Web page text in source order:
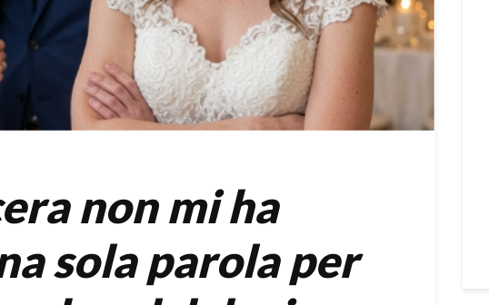
non mi ha
sola parola per